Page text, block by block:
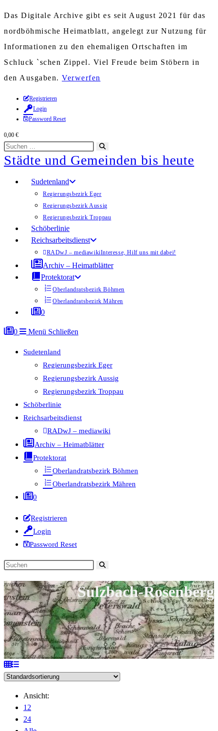
Das Digitale Archive gibt es seit August 2021 für das
nordböhmische Heimatblatt, angelegt zur Nutzung für
Informationen zu den ehemaligen Ortschaften im
Schluck `schen Zippel. Viel Freude beim Stöbern in
den Ausgaben. Verwerfen
Zum
Inhalt
springen
Registrieren
Login
Password Reset
0,00 €
Diese
Website
durchsuchen
starten
Städte und Gemeinden bis heute
Sudetenland
Regierungsbezirk Eger
Regierungsbezirk Aussig
Regierungsbezirk Troppau
Schöberlinie
Reichsarbeitsdienst
RADwJ – mediawikiInteresse, Hilf uns mit dabei!
Archiv – Heimatblätter
Protektorat
Oberlandratsbezirk Böhmen
Oberlandratsbezirk Mähren
0
0 Menü Schließen
Sudetenland
Regierungsbezirk Eger
Regierungsbezirk Aussig
Regierungsbezirk Troppau
Schöberlinie
Reichsarbeitsdienst
RADwJ – mediawiki
Archiv – Heimatblätter
Protektorat
Oberlandratsbezirk Böhmen
Oberlandratsbezirk Mähren
0
Registrieren
Login
Password Reset
Diese
durchsuchen
Sulzbach-Rosenberg
Ansicht:
12
24